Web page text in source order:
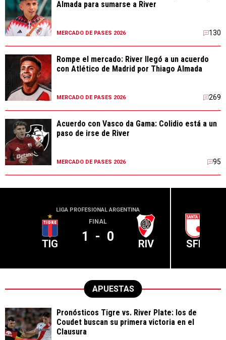
Almada para sumarse a River
MERCADO DE PASES 2026 130
Rompe el mercado: River llegó a un acuerdo
con Atlético de Madrid por Thiago Almada
MERCADO DE PASES 2026 269
Acuerdo con Vasco da Gama: Colidio está a un
paso de irse de River
MERCADO DE PASES 2026 95
LIGA PROFESIONAL ARGENTINA
TIG
FINAL
1 - 0 RIV SFE
APUESTAS
Pronósticos Tigre vs. River Plate: los de
Coudet buscan su primera victoria en el
Clausura